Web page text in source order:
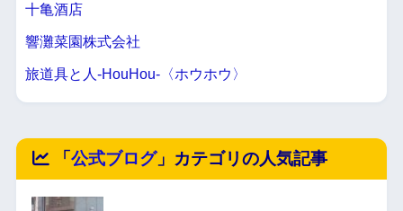
十亀酒店
響灘菜園株式会社
旅道具と人-HouHou-〈ホウホウ〉
「公式ブログ」カテゴリの人気記事